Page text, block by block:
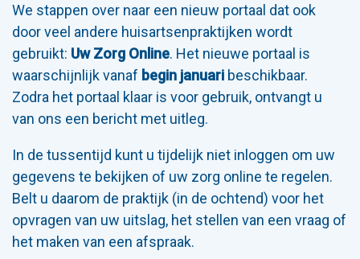
We stappen over naar een nieuw portaal dat ook
door veel andere huisartsenpraktijken wordt
gebruikt: Uw Zorg Online. Het nieuwe portaal is
waarschijnlijk vanaf begin januari beschikbaar.
Zodra het portaal klaar is voor gebruik, ontvangt u
van ons een bericht met uitleg.
In de tussentijd kunt u tijdelijk niet inloggen om uw
gegevens te bekijken of uw zorg online te regelen.
Belt u daarom de praktijk (in de ochtend) voor het
opvragen van uw uitslag, het stellen van een vraag of
het maken van een afspraak.